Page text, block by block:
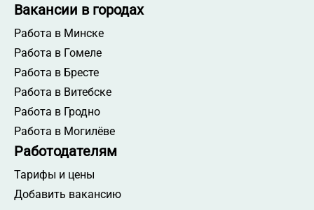
Вакансии в городах
Работа в Минске
Работа в Гомеле
Работа в Бресте
Работа в Витебске
Работа в Гродно
Работа в Могилёве
Работодателям
Тарифы и цены
Добавить вакансию